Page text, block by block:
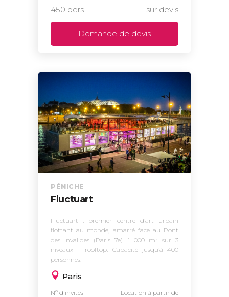
450 pers. sur devis
Demande de devis
PÉNICHE
Fluctuart
Fluctuart : premier centre d’art urbain
flottant au monde, amarré face au Pont
des Invalides (Paris 7e). 1 000 m² sur 3
niveaux + rooftop. Capacité jusqu’à 400
personnes.
Paris
Nº d'invités Location à partir de